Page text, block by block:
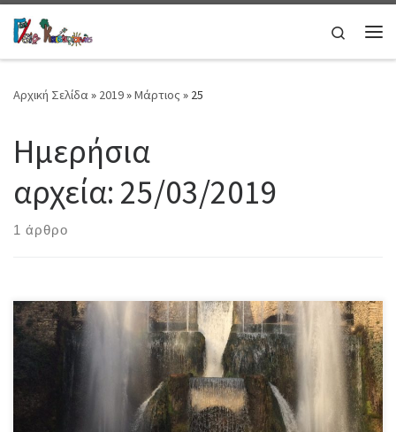
Μετάβαση στο περιεχόμενο
Search
Αρχική Σελίδα» 2019»Μάρτιος » 25
Ημερήσια
αρχεία: 25/03/2019
1 άρθρο
Στη Ιταλία πραγματοποιήθηκε η 4η κινητικότητα μαθητών και
εκπαιδευτικών του ευρωπαϊκού προγράμματος Erasmus+ KA2
“Reach out and lend a helping hand: Humanity has no borders”
στο οποίο συμμετέχει ως εταίρος το 2ο Γυμνάσιο Καισαριανής για